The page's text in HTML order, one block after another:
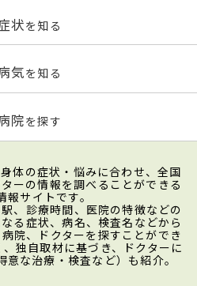
状を知る
気を知る
院を探す
体の症状・悩みに合わせ、全国
ーの情報を調べることができる
報サイトです。
、診療時間、医院の特徴などの
る症状、病名、検査名などから
院、ドクターを探すことができ
独自取材に基づき、ドクターに
な治療・検査など）も紹介。